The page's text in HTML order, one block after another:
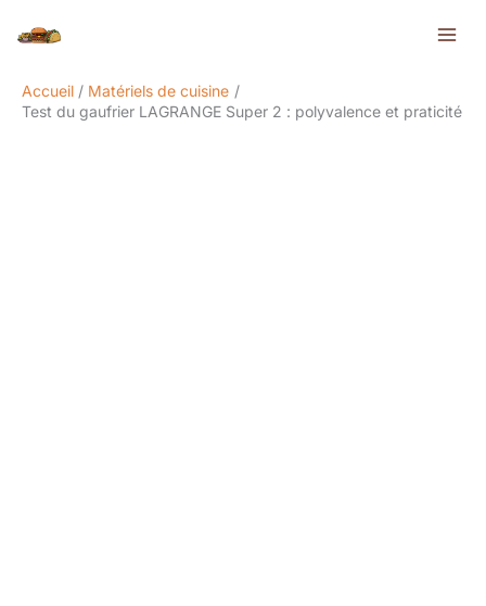
Accueil
Matériels de cuisine
Test du gaufrier LAGRANGE Super 2 : polyvalence et praticité